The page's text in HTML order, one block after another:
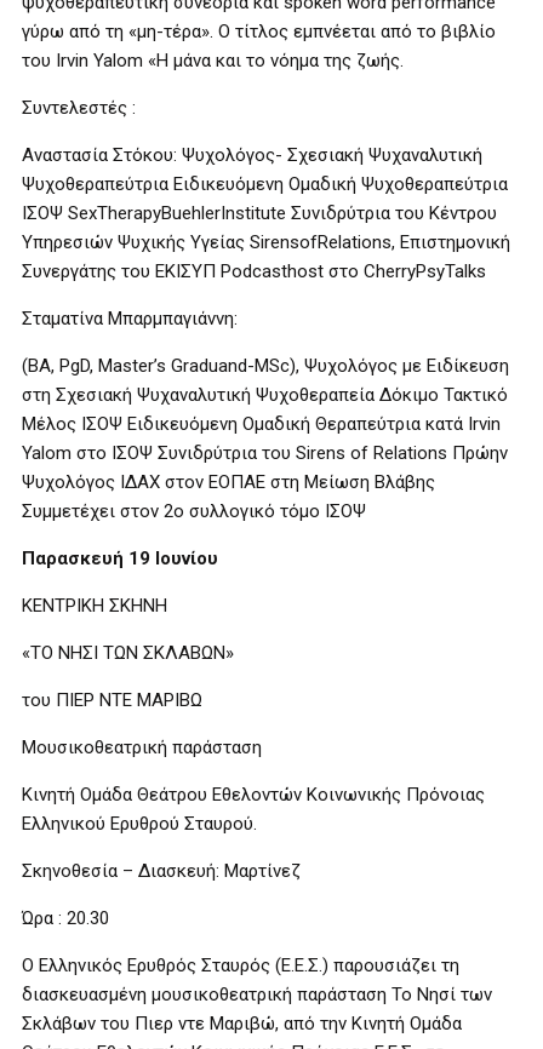
γύρω από τη «μη-τέρα». Ο τίτλος εμπνέεται από το βιβλίο
του Irvin Yalom «Η μάνα και το νόημα της ζωής.
Συντελεστές :
Αναστασία Στόκου: Ψυχολόγος- Σχεσιακή Ψυχαναλυτική
Ψυχοθεραπεύτρια Ειδικευόμενη Ομαδική Ψυχοθεραπεύτρια
ΙΣΟΨ SexTherapyBuehlerInstitute Συνιδρύτρια του Κέντρου
Υπηρεσιών Ψυχικής Υγείας SirensofRelations, Επιστημονική
Συνεργάτης του ΕΚΙΣΥΠ Podcasthost στο CherryPsyTalks
Σταματίνα Μπαρμπαγιάννη:
(BA, PgD, Master’s Graduand-MSc), Ψυχολόγος με Ειδίκευση
στη Σχεσιακή Ψυχαναλυτική Ψυχοθεραπεία Δόκιμο Τακτικό
Μέλος ΙΣΟΨ Ειδικευόμενη Ομαδική Θεραπεύτρια κατά Irvin
Yalom στο ΙΣΟΨ Συνιδρύτρια του Sirens of Relations Πρώην
Ψυχολόγος ΙΔΑΧ στον ΕΟΠΑΕ στη Μείωση Βλάβης
Συμμετέχει στον 2ο συλλογικό τόμο ΙΣΟΨ
Παρασκευή 19 Ιουνίου
ΚΕΝΤΡΙΚΗ ΣΚΗΝΗ
«ΤΟ ΝΗΣΙ ΤΩΝ ΣΚΛΑΒΩΝ»
του ΠΙΕΡ ΝΤΕ ΜΑΡΙΒΩ
Μουσικοθεατρική παράσταση
Κινητή Ομάδα Θεάτρου Εθελοντών Κοινωνικής Πρόνοιας
Ελληνικού Ερυθρού Σταυρού.
Σκηνοθεσία – Διασκευή: Μαρτίνεζ
Ώρα : 20.30
Ο Ελληνικός Ερυθρός Σταυρός (Ε.Ε.Σ.) παρουσιάζει τη
διασκευασμένη μουσικοθεατρική παράσταση Το Νησί των
Σκλάβων του Πιερ ντε Μαριβώ, από την Κινητή Ομάδα